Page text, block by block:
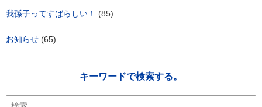
我孫子ってすばらしい！ (85)
お知らせ (65)
キーワードで検索する。
検